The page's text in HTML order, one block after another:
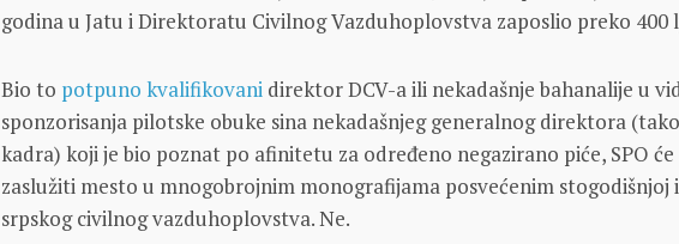
godina u Jatu i Direktoratu Civilnog Vazduhoplovstva zaposlio preko 400
Bio to potpuno kvalifikovani direktor DCV-a ili nekadašnje bahanalije u
sponzorisanja pilotske obuke sina nekadašnjeg generalnog direktora
kadra) koji je bio poznat po afinitetu za određeno negazirano piće, SPO
zaslužiti mesto u mnogobrojnim monografijama posvećenim stogodišnjoj
srpskog civilnog vazduhoplovstva. Ne.